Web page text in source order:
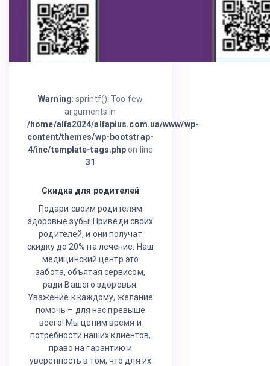
Warning: sprintf(): Too few
arguments in
/home/alfa2024/alfaplus.com.ua/www/wp-
content/themes/wp-bootstrap-
4/inc/template-tags.php on line
31
Скидка для родителей
Подари своим родителям
здоровые зубы! Приведи своих
родителей, и они получат
скидку до 20% на лечение. Наш
медицинский центр это
забота, объятая сервисом,
ради Вашего здоровья.
Уважение к каждому, желание
помочь – для нас превыше
всего! Мы ценим время и
потребности наших клиентов,
право на гарантию и
уверенность в том, что для их